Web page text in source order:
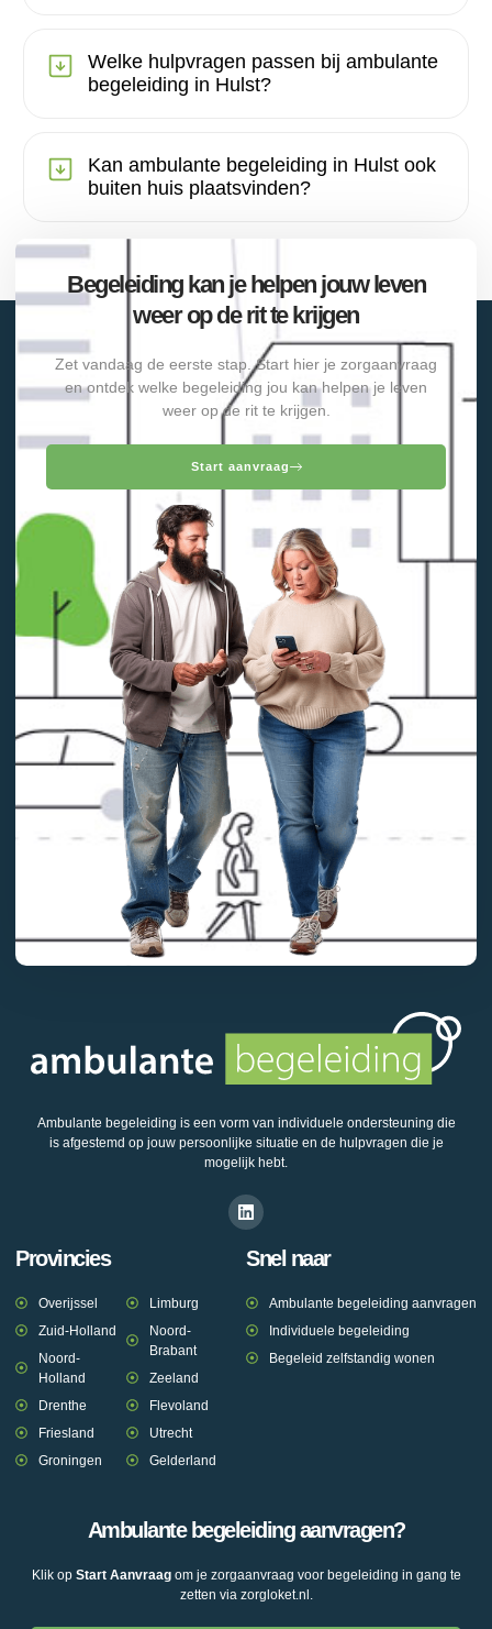
Welke hulpvragen passen bij ambulante
begeleiding in Hulst?
Kan ambulante begeleiding in Hulst ook
buiten huis plaatsvinden?
Begeleiding kan je helpen jouw leven
weer op de rit te krijgen
Zet vandaag de eerste stap. Start hier je zorgaanvraag
en ontdek welke begeleiding jou kan helpen je leven
weer op de rit te krijgen.
Start aanvraag
Ambulante begeleiding is een vorm van individuele ondersteuning die
is afgestemd op jouw persoonlijke situatie en de hulpvragen die je
mogelijk hebt.
Provincies
Overijssel
Zuid-Holland
Noord-
Holland
Drenthe
Friesland
Groningen
Limburg
Noord-
Brabant
Zeeland
Flevoland
Utrecht
Gelderland
Snel naar
Ambulante begeleiding aanvragen
Individuele begeleiding
Begeleid zelfstandig wonen
Ambulante begeleiding aanvragen?
Klik op Start Aanvraagom je zorgaanvraag voor begeleiding in gang te
zetten via zorgloket.nl.